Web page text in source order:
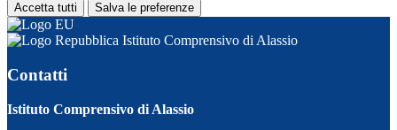
Accetta tutti Salva le preferenze
Istituto Comprensivo di Alassio
Contatti
Istituto Comprensivo di Alassio